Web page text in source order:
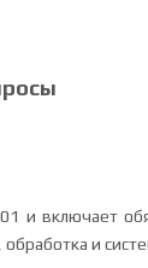
и включает
и